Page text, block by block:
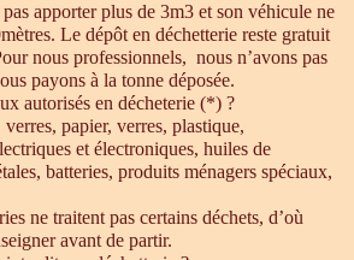
apporter plus de 3m3 et son véhicule ne
Le dépôt en déchetterie reste gratuit
nous professionnels, nous n’avons pas
payons à la tonne déposée.
autorisés en décheterie (*) ?
papier, verres, plastique,
et électroniques, huiles de
batteries, produits ménagers spéciaux,
ne traitent pas certains déchets, d’où
avant de partir.